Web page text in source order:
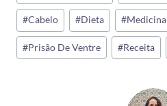
do
Post:
#Cabelo #Dieta #Medicina
#Prisão De Ventre #Receita